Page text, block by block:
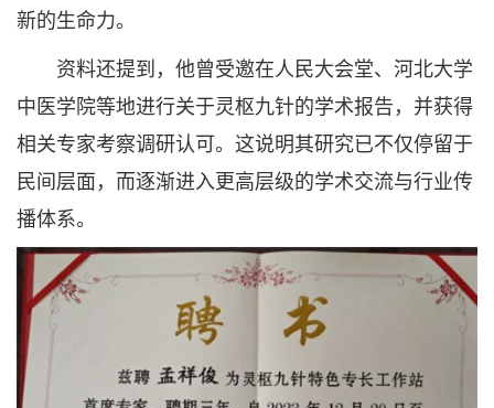
新的生命力。
资料还提到，他曾受邀在人民大会堂、河北大学
中医学院等地进行关于灵枢九针的学术报告，并获得
相关专家考察调研认可。这说明其研究已不仅停留于
民间层面，而逐渐进入更高层级的学术交流与行业传
播体系。